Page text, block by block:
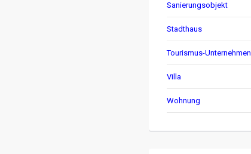
Sanierungsobjekt
Stadthaus
Tourismus-Unternehmen
Villa
Wohnung